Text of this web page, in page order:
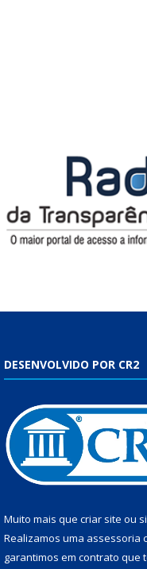
DESENVOLVIDO POR CR2
Muito mais que criar site ou
Realizamos uma assessoria
garantimos em contrato que